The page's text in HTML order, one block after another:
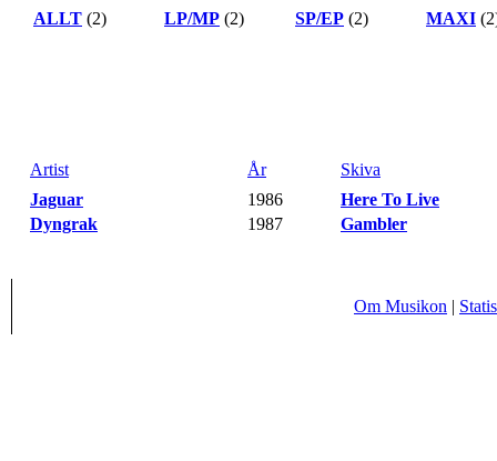
ALLT (2) LP/MP (2) SP/EP (2) MAXI
Artist År
Skiva
Jaguar
1986
Here To Live
Dyngrak
1987 Gambler
Om Musikon |